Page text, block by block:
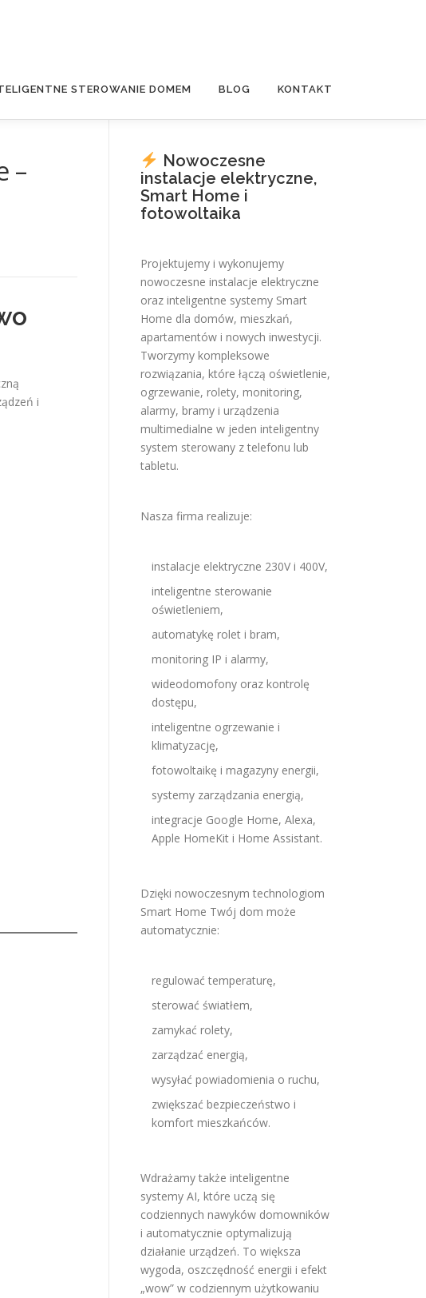
STEROWANIE DOMEM BLOG KONTAKT
–
i
Nowoczesne
instalacje elektryczne,
Smart Home i
fotowoltaika
Projektujemy i wykonujemy
nowoczesne instalacje elektryczne
oraz inteligentne systemy Smart
Home dla domów, mieszkań,
apartamentów i nowych inwestycji.
Tworzymy kompleksowe
rozwiązania, które łączą oświetlenie,
ogrzewanie, rolety, monitoring,
alarmy, bramy i urządzenia
multimedialne w jeden inteligentny
system sterowany z telefonu lub
tabletu.
Nasza firma realizuje:
instalacje elektryczne 230V i 400V,
inteligentne sterowanie
oświetleniem,
automatykę rolet i bram,
monitoring IP i alarmy,
wideodomofony oraz kontrolę
dostępu,
inteligentne ogrzewanie i
klimatyzację,
fotowoltaikę i magazyny energii,
systemy zarządzania energią,
integracje Google Home, Alexa,
Apple HomeKit i Home Assistant.
Dzięki nowoczesnym technologiom
Smart Home Twój dom może
automatycznie:
regulować temperaturę,
sterować światłem,
zamykać rolety,
zarządzać energią,
wysyłać powiadomienia o ruchu,
zwiększać bezpieczeństwo i
komfort mieszkańców.
Wdrażamy także inteligentne
systemy AI, które uczą się
codziennych nawyków domowników
i automatycznie optymalizują
działanie urządzeń. To większa
wygoda, oszczędność energii i efekt
„wow” w codziennym użytkowaniu